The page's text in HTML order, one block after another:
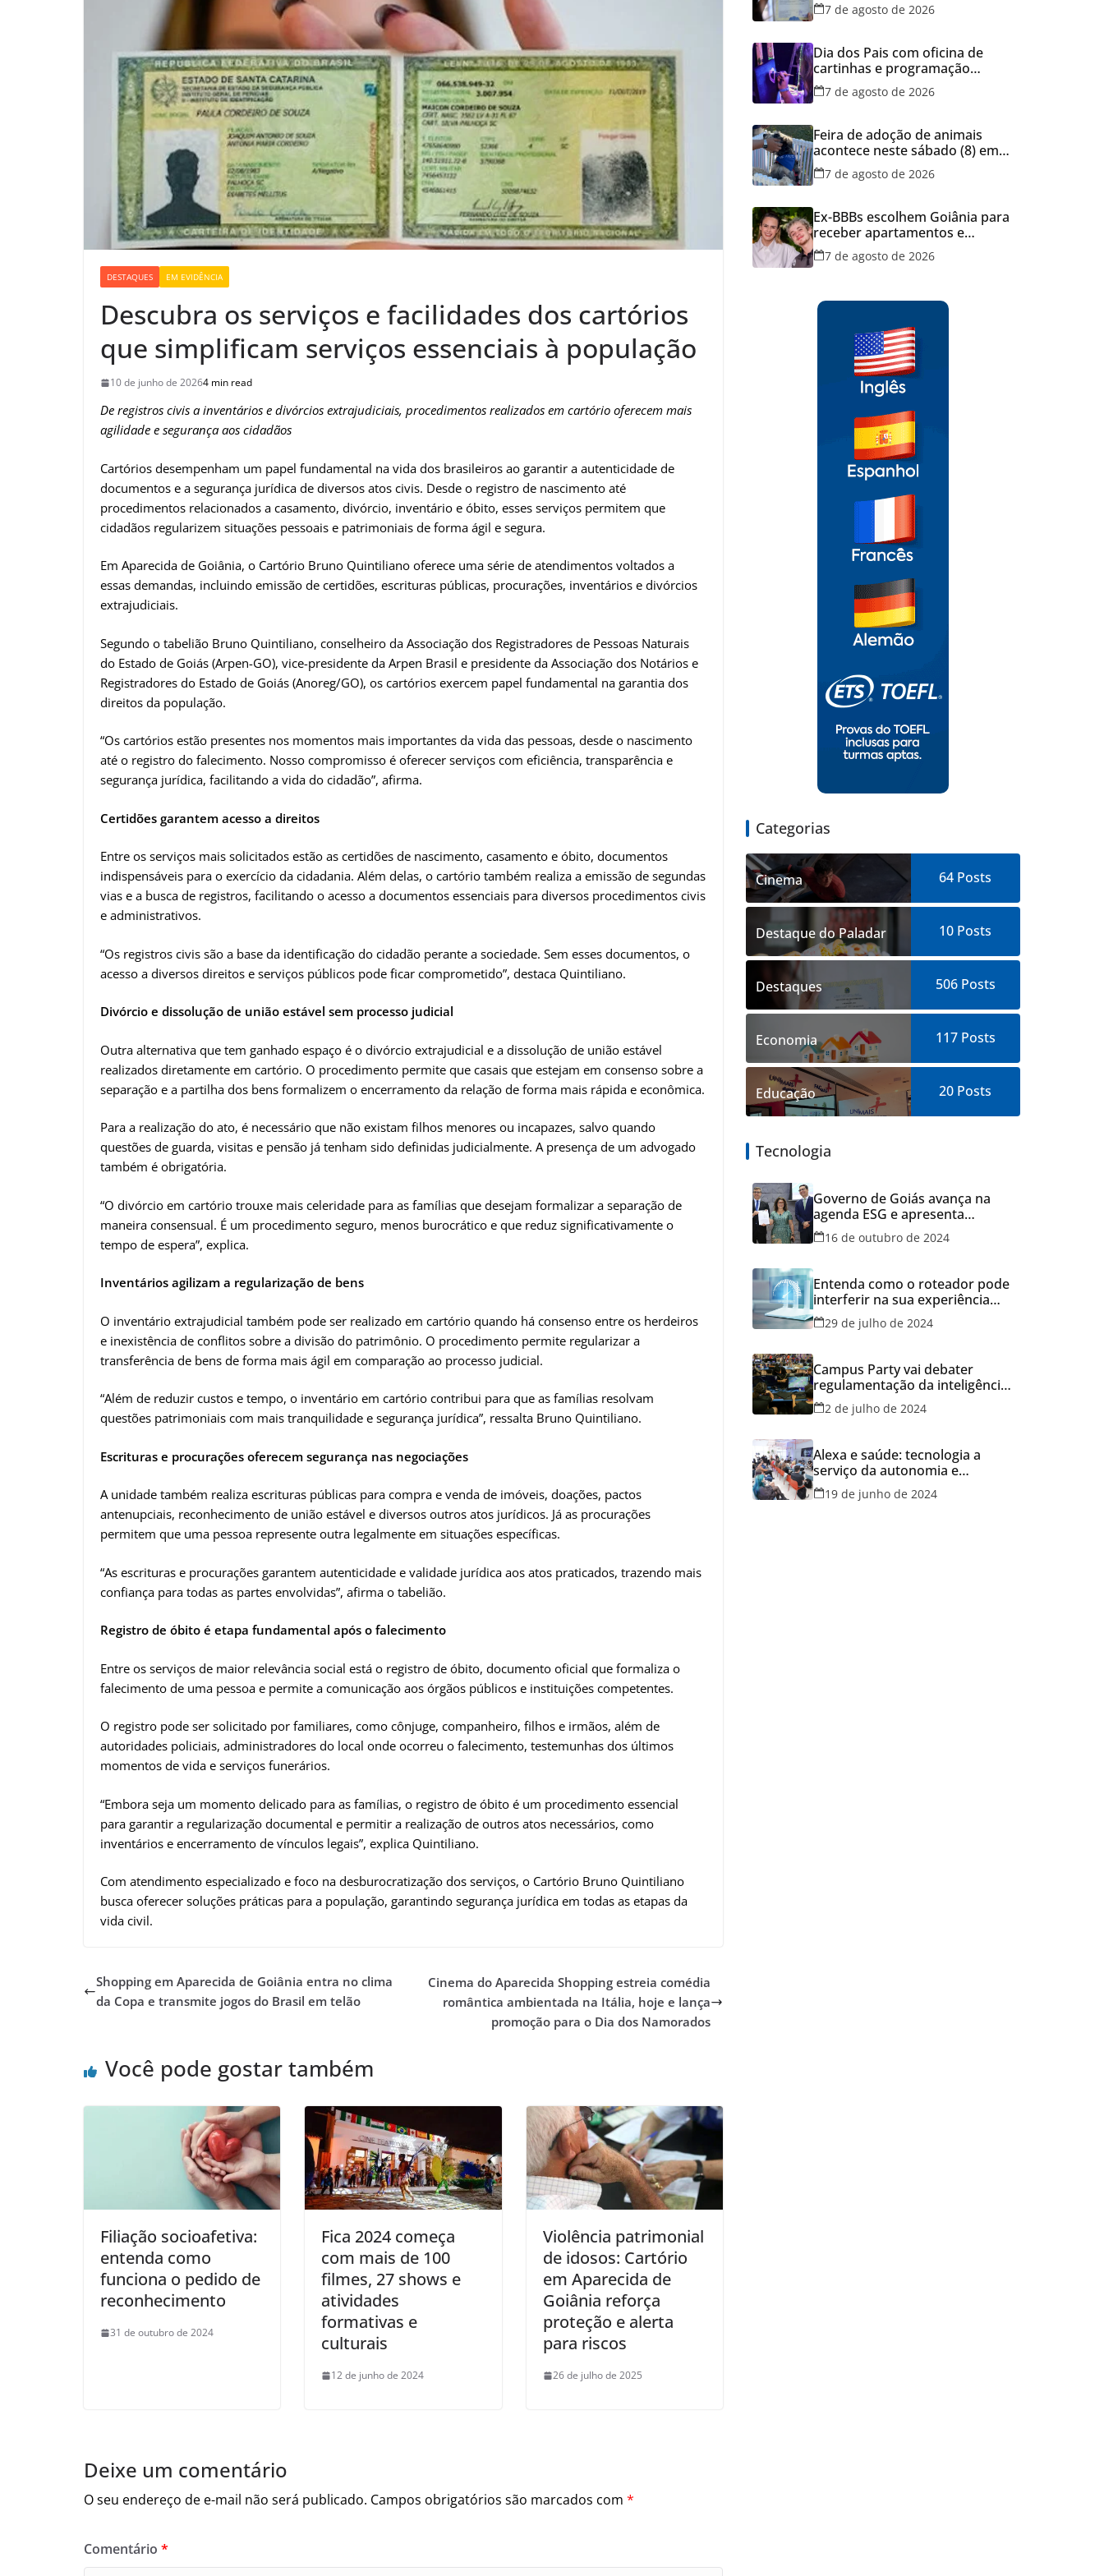
DESTAQUES EM EVIDÊNCIA
Descubra os serviços e facilidades dos cartórios
que simplificam serviços essenciais à população
10 de junho de 20264 min read
De registros civis a inventários e divórcios extrajudiciais, procedimentos realizados em cartório oferecem mais
agilidade e segurança aos cidadãos
Cartórios desempenham um papel fundamental na vida dos brasileiros ao garantir a autenticidade de
documentos e a segurança jurídica de diversos atos civis. Desde o registro de nascimento até
procedimentos relacionados a casamento, divórcio, inventário e óbito, esses serviços permitem que
cidadãos regularizem situações pessoais e patrimoniais de forma ágil e segura.
Em Aparecida de Goiânia, o Cartório Bruno Quintiliano oferece uma série de atendimentos voltados a
essas demandas, incluindo emissão de certidões, escrituras públicas, procurações, inventários e divórcios
extrajudiciais.
Segundo o tabelião Bruno Quintiliano, conselheiro da Associação dos Registradores de Pessoas Naturais
do Estado de Goiás (Arpen-GO), vice-presidente da Arpen Brasil e presidente da Associação dos Notários e
Registradores do Estado de Goiás (Anoreg/GO), os cartórios exercem papel fundamental na garantia dos
direitos da população.
“Os cartórios estão presentes nos momentos mais importantes da vida das pessoas, desde o nascimento
até o registro do falecimento. Nosso compromisso é oferecer serviços com eficiência, transparência e
segurança jurídica, facilitando a vida do cidadão”, afirma.
Certidões garantem acesso a direitos
Entre os serviços mais solicitados estão as certidões de nascimento, casamento e óbito, documentos
indispensáveis para o exercício da cidadania. Além delas, o cartório também realiza a emissão de segundas
vias e a busca de registros, facilitando o acesso a documentos essenciais para diversos procedimentos civis
e administrativos.
“Os registros civis são a base da identificação do cidadão perante a sociedade. Sem esses documentos, o
acesso a diversos direitos e serviços públicos pode ficar comprometido”, destaca Quintiliano.
Divórcio e dissolução de união estável sem processo judicial
Outra alternativa que tem ganhado espaço é o divórcio extrajudicial e a dissolução de união estável
realizados diretamente em cartório. O procedimento permite que casais que estejam em consenso sobre a
separação e a partilha dos bens formalizem o encerramento da relação de forma mais rápida e econômica.
Para a realização do ato, é necessário que não existam filhos menores ou incapazes, salvo quando
questões de guarda, visitas e pensão já tenham sido definidas judicialmente. A presença de um advogado
também é obrigatória.
“O divórcio em cartório trouxe mais celeridade para as famílias que desejam formalizar a separação de
maneira consensual. É um procedimento seguro, menos burocrático e que reduz significativamente o
tempo de espera”, explica.
Inventários agilizam a regularização de bens
O inventário extrajudicial também pode ser realizado em cartório quando há consenso entre os herdeiros
e inexistência de conflitos sobre a divisão do patrimônio. O procedimento permite regularizar a
transferência de bens de forma mais ágil em comparação ao processo judicial.
“Além de reduzir custos e tempo, o inventário em cartório contribui para que as famílias resolvam
questões patrimoniais com mais tranquilidade e segurança jurídica”, ressalta Bruno Quintiliano.
Escrituras e procurações oferecem segurança nas negociações
A unidade também realiza escrituras públicas para compra e venda de imóveis, doações, pactos
antenupciais, reconhecimento de união estável e diversos outros atos jurídicos. Já as procurações
permitem que uma pessoa represente outra legalmente em situações específicas.
“As escrituras e procurações garantem autenticidade e validade jurídica aos atos praticados, trazendo mais
confiança para todas as partes envolvidas”, afirma o tabelião.
Registro de óbito é etapa fundamental após o falecimento
Entre os serviços de maior relevância social está o registro de óbito, documento oficial que formaliza o
falecimento de uma pessoa e permite a comunicação aos órgãos públicos e instituições competentes.
O registro pode ser solicitado por familiares, como cônjuge, companheiro, filhos e irmãos, além de
autoridades policiais, administradores do local onde ocorreu o falecimento, testemunhas dos últimos
momentos de vida e serviços funerários.
“Embora seja um momento delicado para as famílias, o registro de óbito é um procedimento essencial
para garantir a regularização documental e permitir a realização de outros atos necessários, como
inventários e encerramento de vínculos legais”, explica Quintiliano.
Com atendimento especializado e foco na desburocratização dos serviços, o Cartório Bruno Quintiliano
busca oferecer soluções práticas para a população, garantindo segurança jurídica em todas as etapas da
vida civil.
Shopping em Aparecida de Goiânia entra no clima
da Copa e transmite jogos do Brasil em telão
Cinema do Aparecida Shopping estreia comédia
romântica ambientada na Itália, hoje e lança
promoção para o Dia dos Namorados
Você pode gostar também
Filiação socioafetiva:
entenda como
funciona o pedido de
reconhecimento
31 de outubro de 2024
Fica 2024 começa
com mais de 100
filmes, 27 shows e
atividades
formativas e
culturais
12 de junho de 2024
Violência patrimonial
de idosos: Cartório
em Aparecida de
Goiânia reforça
proteção e alerta
para riscos
26 de julho de 2025
Deixe um comentário
O seu endereço de e-mail não será publicado. Campos obrigatórios são marcados com *
Comentário *
para evitar transtornos
7 de agosto de 2026
Dia dos Pais com oficina de
cartinhas e programação
musical gratuita em Aparecida
de Goiânia
7 de agosto de 2026
Feira de adoção de animais
acontece neste sábado (8) em
Aparecida de Goiânia
7 de agosto de 2026
Ex-BBBs escolhem Goiânia para
receber apartamentos e
decisão reforça força do
mercado imobiliário da capital
7 de agosto de 2026
Categorias
Cinema 64 Posts
Destaque do Paladar 10 Posts
Destaques 506Posts
Economia 117Posts
Educação 20 Posts
Tecnologia
Governo de Goiás avança na
agenda ESG e apresenta
resultados do Recicla Goiás
16 de outubro de 2024
Entenda como o roteador pode
interferir na sua experiência
online
29 de julho de 2024
Campus Party vai debater
regulamentação da inteligência
artificial
2 de julho de 2024
Alexa e saúde: tecnologia a
serviço da autonomia e
qualidade de vida
19 de junho de 2024